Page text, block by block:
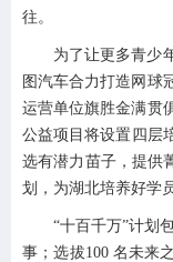
往。
为了让更多青少
图汽车合力打造网球
运营单位旗胜金满贯
公益项目将设置四层
选有潜力苗子，提供
划，为湖北培养好学
“十百千万”计划
事；选拔100 名未来